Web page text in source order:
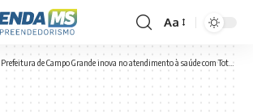
Font
Resizer
Aa
de Campo Grande inova no atendimento à saúde com Totem de Autoatendimento Inteligente